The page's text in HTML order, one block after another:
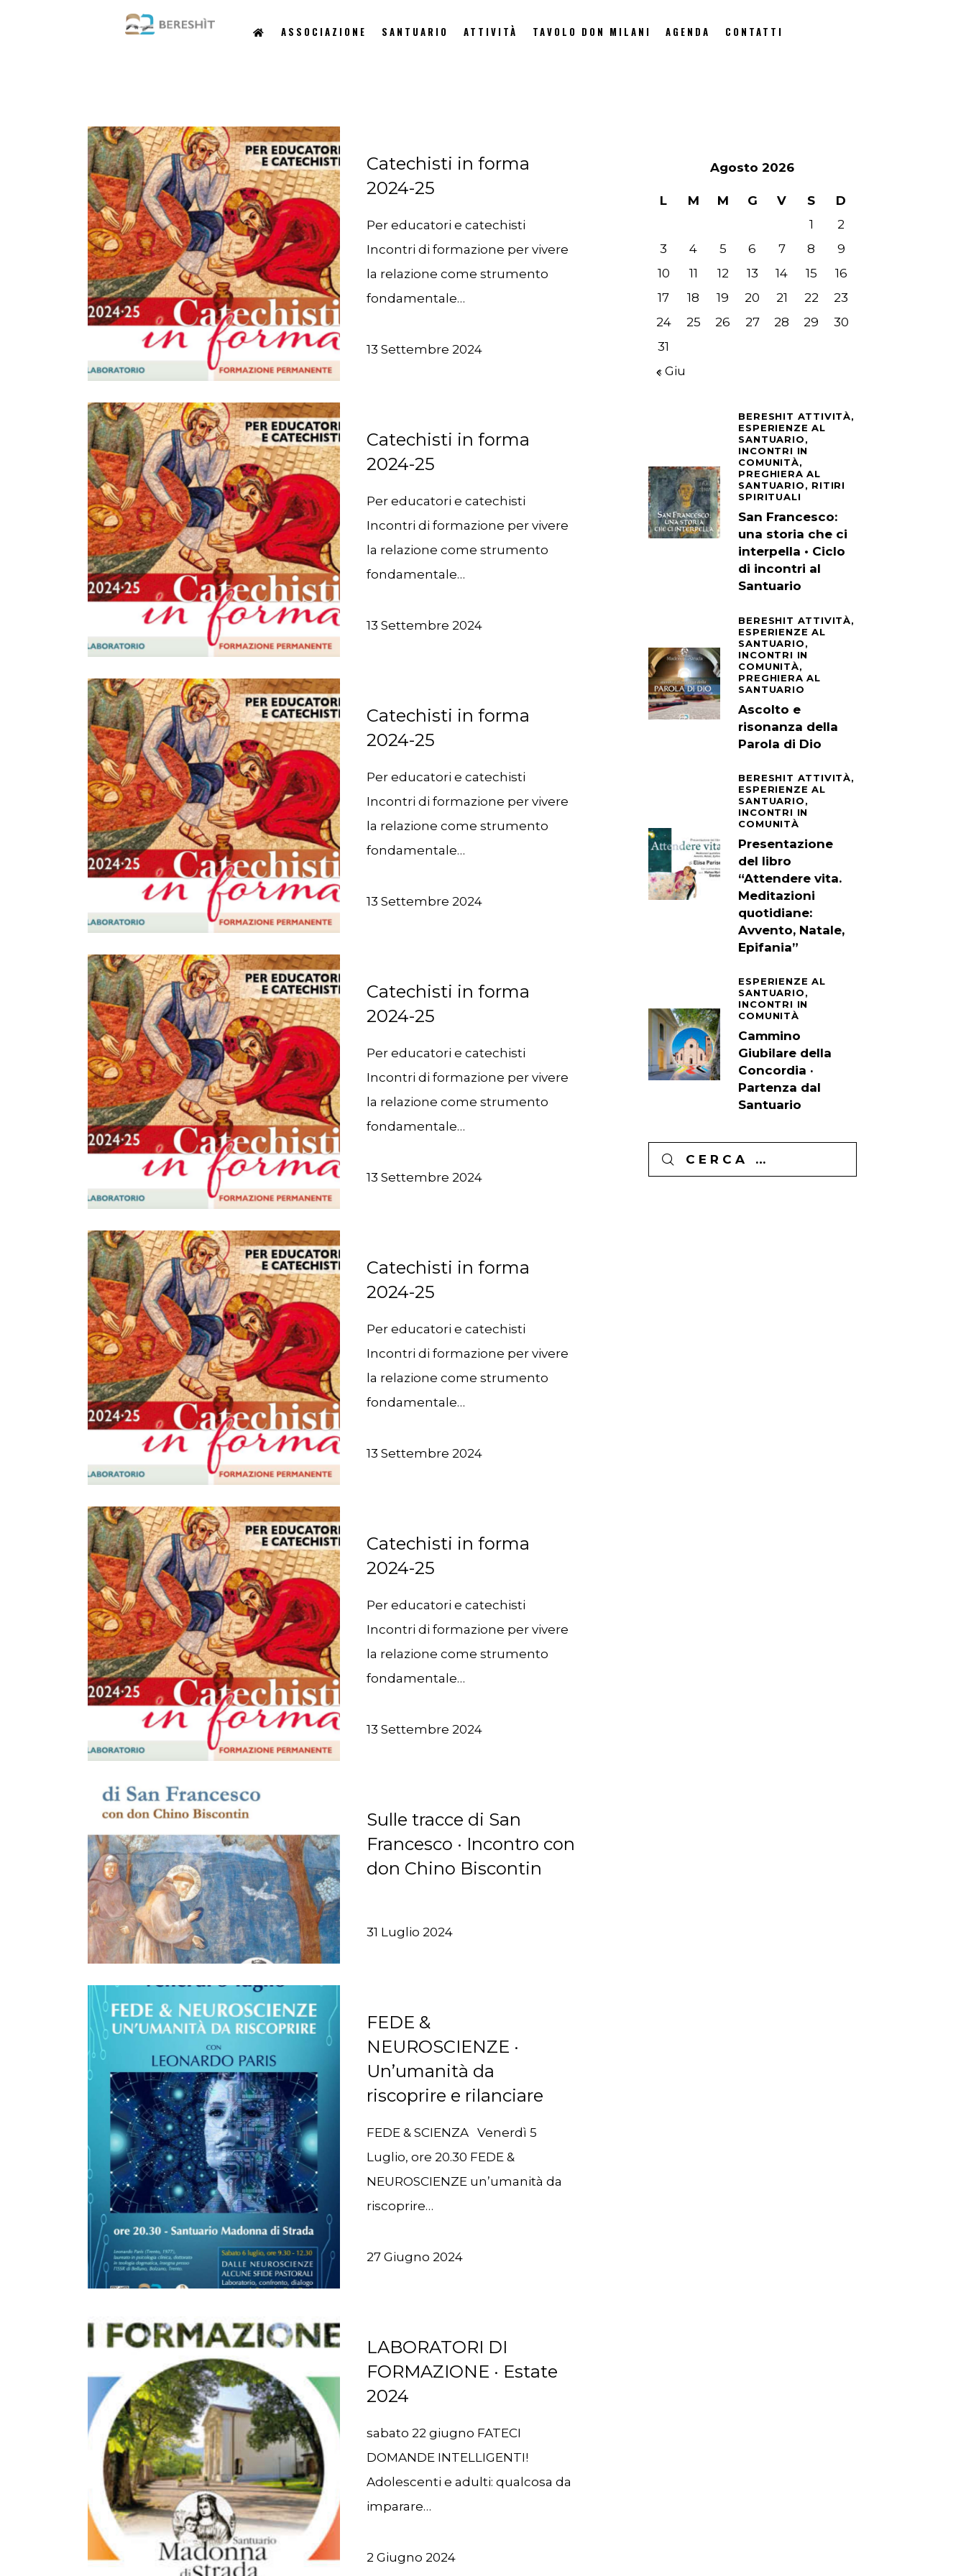
ASSOCIAZIONE SANTUARIO ATTIVITÀ TAVOLO DON MILANI AGENDA CONTATTI
Catechisti in forma
2024-25
Per educatori e catechisti
Incontri di formazione per vivere
la relazione come strumento
fondamentale…
13 Settembre 2024
Catechisti in forma
2024-25
Per educatori e catechisti
Incontri di formazione per vivere
la relazione come strumento
fondamentale…
13 Settembre 2024
Catechisti in forma
2024-25
Per educatori e catechisti
Incontri di formazione per vivere
la relazione come strumento
fondamentale…
13 Settembre 2024
Catechisti in forma
2024-25
Per educatori e catechisti
Incontri di formazione per vivere
la relazione come strumento
fondamentale…
13 Settembre 2024
Catechisti in forma
2024-25
Per educatori e catechisti
Incontri di formazione per vivere
la relazione come strumento
fondamentale…
13 Settembre 2024
Catechisti in forma
2024-25
Per educatori e catechisti
Incontri di formazione per vivere
la relazione come strumento
fondamentale…
13 Settembre 2024
Sulle tracce di San
Francesco · Incontro con
don Chino Biscontin
31 Luglio 2024
FEDE &
NEUROSCIENZE ·
Un’umanità da
riscoprire e rilanciare
FEDE & SCIENZA Venerdì 5
Luglio, ore 20.30 FEDE &
NEUROSCIENZE un’umanità da
riscoprire…
27 Giugno 2024
LABORATORI DI
FORMAZIONE · Estate
2024
sabato 22 giugno FATECI
DOMANDE INTELLIGENTI!
Adolescenti e adulti: qualcosa da
imparare…
2 Giugno 2024
Agosto 2026
L M M G V S
D
1
2
3
4 5 6 7 8
9
10
11 12 13 14 15
16
17
18 19 20 21 22
23
24
25 26 27 28 29
30
31
« Giu
BERESHIT ATTIVITÀ,
ESPERIENZE AL
SANTUARIO,
INCONTRI IN
COMUNITÀ,
PREGHIERA AL
SANTUARIO, RITIRI
SPIRITUALI
San Francesco:
una storia che ci
interpella • Ciclo
di incontri al
Santuario
BERESHIT ATTIVITÀ,
ESPERIENZE AL
SANTUARIO,
INCONTRI IN
COMUNITÀ,
PREGHIERA AL
SANTUARIO
Ascolto e
risonanza della
Parola di Dio
BERESHIT ATTIVITÀ,
ESPERIENZE AL
SANTUARIO,
INCONTRI IN
COMUNITÀ
Presentazione
del libro
“Attendere vita.
Meditazioni
quotidiane:
Avvento, Natale,
Epifania”
ESPERIENZE AL
SANTUARIO,
INCONTRI IN
COMUNITÀ
Cammino
Giubilare della
Concordia ·
Partenza dal
Santuario
Ricerca
per: